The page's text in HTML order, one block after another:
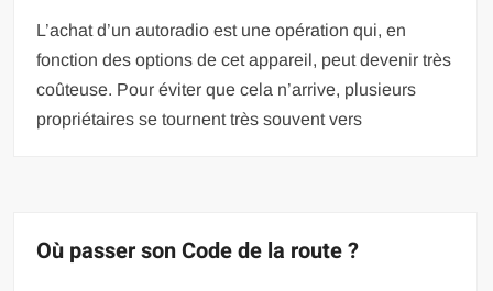
L’achat d’un autoradio est une opération qui, en
fonction des options de cet appareil, peut devenir très
coûteuse. Pour éviter que cela n’arrive, plusieurs
propriétaires se tournent très souvent vers
Où passer son Code de la route ?